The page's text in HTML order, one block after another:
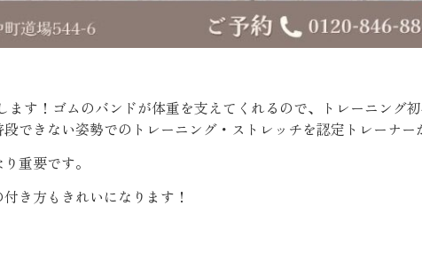
す！ゴムのバンドが体重を支えてくれるので、トレーニング
できない姿勢でのトレーニング・ストレッチを認定トレーナー
重要です。
き方もきれいになります！